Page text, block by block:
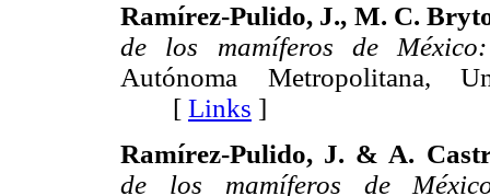
Ramírez-Pulido, J., M. C.
de los mamíferos de
Autónoma Metropolitana,
[ Links ]
Ramírez-Pulido, J. & A.
de los mamíferos de